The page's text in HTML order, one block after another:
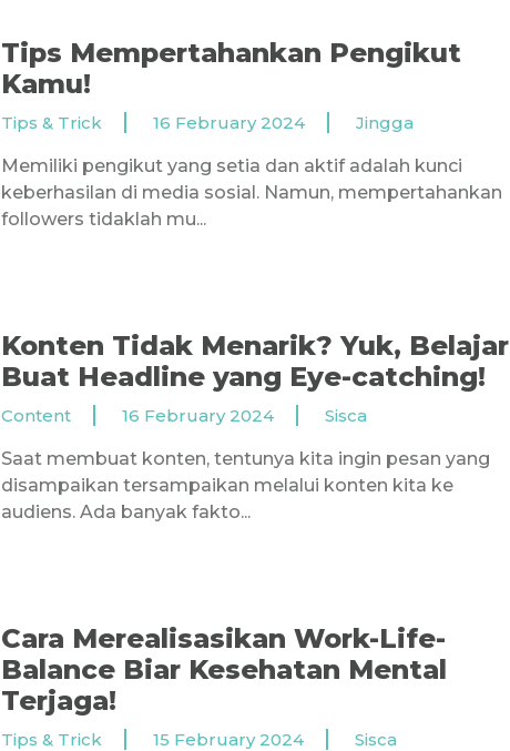
Tips Mempertahankan Pengikut
Kamu!
Tips & Trick 16 February 2024 Jingga
Memiliki pengikut yang setia dan aktif adalah kunci
keberhasilan di media sosial. Namun, mempertahankan
followers tidaklah mu...
Konten Tidak Menarik? Yuk, Belajar
Buat Headline yang Eye-catching!
Content 16 February 2024 Sisca
Saat membuat konten, tentunya kita ingin pesan yang
disampaikan tersampaikan melalui konten kita ke
audiens. Ada banyak fakto...
Cara Merealisasikan Work-Life-
Balance Biar Kesehatan Mental
Terjaga!
Tips & Trick 15 February 2024 Sisca